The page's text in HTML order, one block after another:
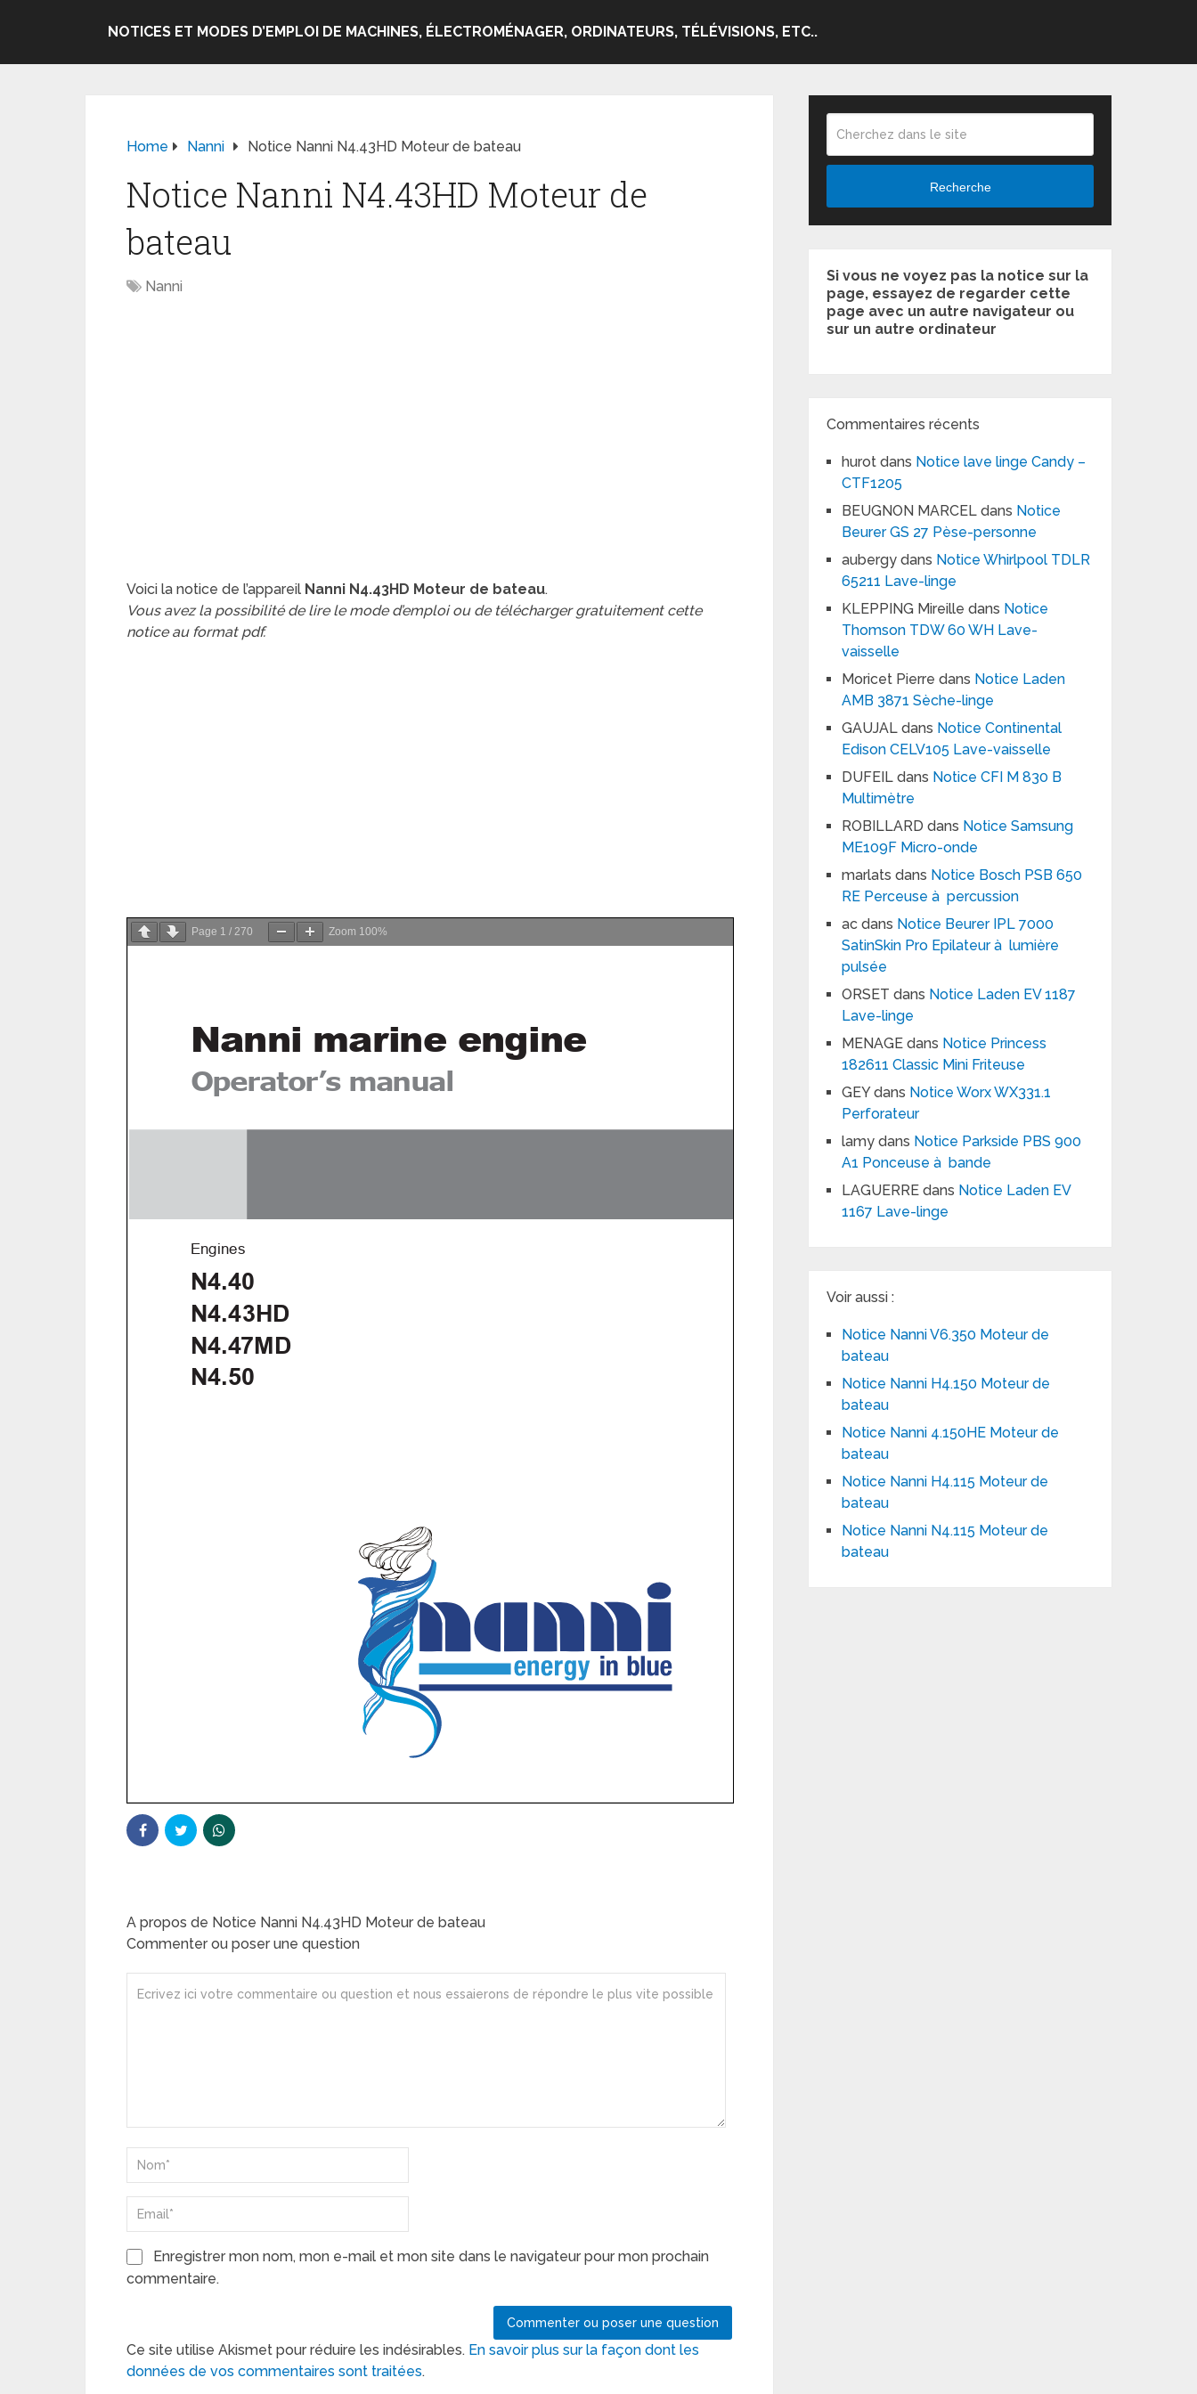
NOTICES ET MODES D’EMPLOI DE MACHINES, ÉLECTROMÉNAGER, ORDINATEURS, TÉLÉVISIONS, ETC..
Home Nanni Notice Nanni N4.43HD Moteur de bateau
Notice Nanni N4.43HD Moteur de
bateau
Nanni
Voici la notice de l’appareil Nanni N4.43HD Moteur de bateau.
Vous avez la possibilité de lire le mode d’emploi ou de télécharger gratuitement cette
notice au format pdf.
Page 1 / 270 Zoom 100%
A propos de Notice Nanni N4.43HD Moteur de bateau
Commenter ou poser une question
Enregistrer mon nom, mon e-mail et mon site dans le navigateur pour mon prochain
commentaire.
Ce site utilise Akismet pour réduire les indésirables. En savoir plus sur la façon dont les
données de vos commentaires sont traitées.
Recherche
Si vous ne voyez pas la notice sur la
page, essayez de regarder cette
page avec un autre navigateur ou
sur un autre ordinateur
Commentaires récents
hurot dans Notice lave linge Candy –
CTF1205
BEUGNON MARCEL dans Notice
Beurer GS 27 Pèse-personne
aubergy dans Notice Whirlpool TDLR
65211 Lave-linge
KLEPPING Mireille dans Notice
Thomson TDW 60 WH Lave-
vaisselle
Moricet Pierre dans Notice Laden
AMB 3871 Sèche-linge
GAUJAL dans Notice Continental
Edison CELV105 Lave-vaisselle
DUFEIL dans Notice CFI M 830 B
Multimètre
ROBILLARD dans Notice Samsung
ME109F Micro-onde
marlats dans Notice Bosch PSB 650
RE Perceuse à percussion
ac dans Notice Beurer IPL 7000
SatinSkin Pro Epilateur à lumière
pulsée
ORSET dans Notice Laden EV 1187
Lave-linge
MENAGE dans Notice Princess
182611 Classic Mini Friteuse
GEYdans Notice Worx WX331.1
Perforateur
lamy dans Notice Parkside PBS 900
A1 Ponceuse à bande
LAGUERRE dans Notice Laden EV
1167 Lave-linge
Voir aussi :
Notice Nanni V6.350 Moteur de
bateau
Notice Nanni H4.150 Moteur de
bateau
Notice Nanni 4.150HE Moteur de
bateau
Notice Nanni H4.115 Moteur de
bateau
Notice Nanni N4.115 Moteur de
bateau